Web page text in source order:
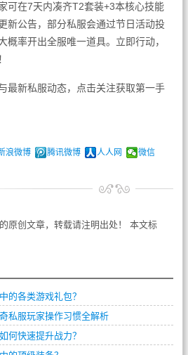
可在7天内凑齐T2套装+3本核心技能
新公告，部分私服会通过节日活动投
概率开出全服唯一道具。立即行动，
最新私服动态，点击关注获取第一手
浪微博 腾讯微博 人人网 微信
原创文章，转载请注明出处！ 本文标
的各类游戏礼包？
私服玩家操作习惯全解析
何快速提升战力？